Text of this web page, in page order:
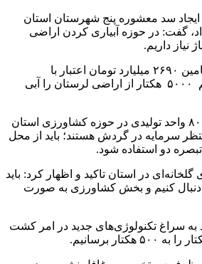
ایجاد سد معشوره پنج شهرستان استان
گفت: در حوزه آبیاری کردن اراضی
نیاز داریم.
شاهرخی عنوان کرد: با تامین ۲۶۹۰ میلیارد تومان اعتبار با
مشارکت مردم می‌توانیم ۵۰۰۰ هکتار از اراضی لرستان را آبی
استاندار لرستان گفت: ۸۰۰ واحد تولیدی در حوزه کشاورزی استان
سرمایه در گردش هستند؛ باید از محل
تبصره دو استفاده شود.
در استان تاکید و اظهار کرد: باید
دنبال کنیم و بخش کشاورزی به صورت
به سراغ تکنولوژی‌های جدید در امر کشت